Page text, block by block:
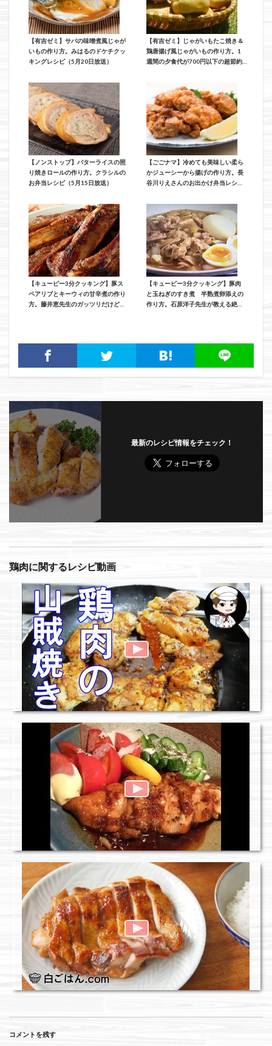
【有吉ゼミ】サバの味噌煮風じゃが
いもの作り方。みはるのドケチクッ
キングレシピ（5月20日放送）
【有吉ゼミ】じゃがいもたこ焼き＆
鶏唐揚げ風じゃがいもの作り方。1
週間の夕食代が700円以下の超節約
【ノンストップ】バターライスの照
り焼きロールの作り方。クラシルの
お弁当レシピ（5月15日放送）
【ごごナマ】冷めても美味しい柔ら
かジューシーから揚げの作り方。長
谷川りえさんのお出かけ弁当レシピ
【キューピー3分クッキング】豚ス
ペアリブとキーウィの甘辛煮の作り
方。藤井恵先生のガッツリだけどフ
【キューピー3分クッキング】豚肉
と玉ねぎのすき煮 半熟煮卵添えの
作り方。石原洋子先生が教える絶品
最新のレシピ情報をチェック！
鶏肉に関するレシピ動画
コメントを残す